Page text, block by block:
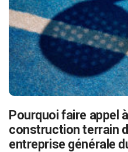
Pourquoi faire appel
construction terrain
entreprise générale